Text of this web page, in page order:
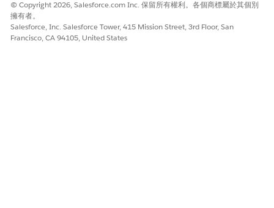
© Copyright 2026, Salesforce.com Inc. 保留所有權利。各個商標屬於其個別
擁有者。
Salesforce, Inc. Salesforce Tower, 415 Mission Street, 3rd Floor, San
Francisco, CA 94105, United States